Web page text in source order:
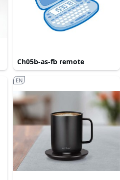
Ch05b-as-fb remote
EN